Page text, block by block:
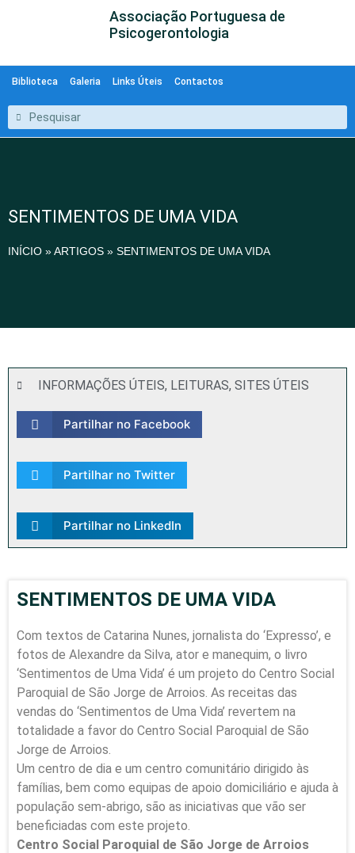
Associação Portuguesa de
Psicogerontologia
Biblioteca Galeria Links Úteis Contactos
SENTIMENTOS DE UMA VIDA
INÍCIO »ARTIGOS » SENTIMENTOS DE UMA VIDA
INFORMAÇÕES ÚTEIS, LEITURAS, SITES ÚTEIS
Partilhar no Facebook
Partilhar no Twitter
Partilhar no LinkedIn
SENTIMENTOS DE UMA VIDA
Com textos de Catarina Nunes, jornalista do ‘Expresso’, e
fotos de Alexandre da Silva, ator e manequim, o livro
‘Sentimentos de Uma Vida’ é um projeto do Centro Social
Paroquial de São Jorge de Arroios. As receitas das
vendas do ‘Sentimentos de Uma Vida’ revertem na
totalidade a favor do Centro Social Paroquial de São
Jorge de Arroios.
Um centro de dia e um centro comunitário dirigido às
famílias, bem como equipas de apoio domiciliário e ajuda à
população sem-abrigo, são as iniciativas que vão ser
beneficiadas com este projeto.
Centro Social Paroquial de São Jorge de Arroios